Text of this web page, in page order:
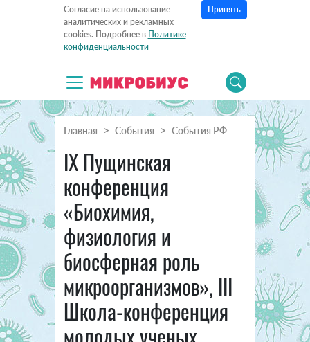
Согласие на использование
аналитических и рекламных
cookies. Подробнее в Политике
конфиденциальности
Принять
Главная События События РФ
IX Пущинская
конференция
«Биохимия,
физиология и
биосферная роль
микроорганизмов», III
Школа-конференция